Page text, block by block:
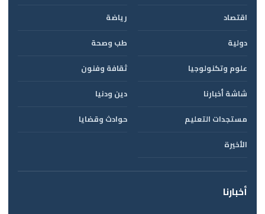
اقتصاد
رياضة
دولية
طب وصحة
علوم وتكنولوجيا
ثقافة وفنون
شاشة أخبارنا
دين ودنيا
مستجدات التعليم
حوادث وقضايا
الأخيرة
أخبارنا